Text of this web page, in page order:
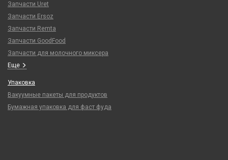
Запчасти Uret
Запчасти Ersoz
Запчасти Remta
Запчасти GoodFood
Запчасти для молочного миксера
Еще
Упаковка
Вакуумные пакеты для продуктов
Бумажная упаковка для фаст фуда